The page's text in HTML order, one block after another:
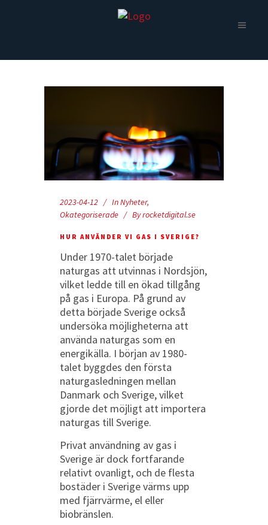
2023-04-12 InNyheter,
Okategoriserade
Byrocketdigital.se
HUR ANVÄNDER VI GAS I SVERIGE?
Under 1970-talet började
naturgas att utvinnas i Nordsjön,
vilket ledde till en ökad tillgång
på gas i Europa. På grund av
detta började Sverige också
undersöka möjligheterna att
använda naturgas som en
energikälla. I början av 1980-
talet byggdes den första
naturgasledningen mellan
Danmark och Sverige, vilket
gjorde det möjligt att importera
naturgas till Sverige.
Privat användning av gas i
Sverige är dock fortfarande
relativt ovanligt, och de flesta
bostäder i Sverige värms upp
med fjärrvärme, el eller
biobränslen.